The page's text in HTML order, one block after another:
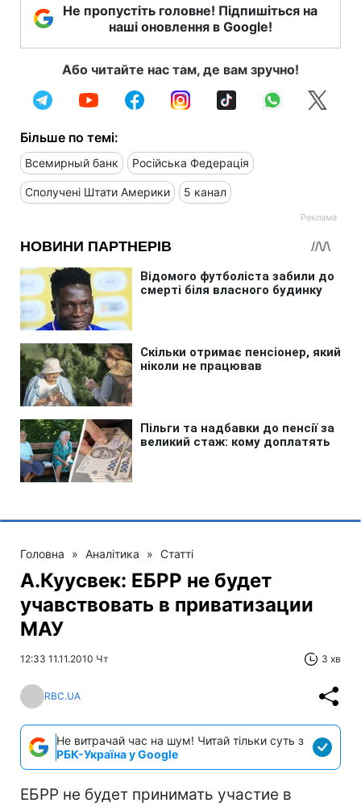
Не пропустіть головне! Підпишіться на
наші оновлення в Google!
Або читайте нас там, де вам зручно!
Більше по темі:
Всемирный банк Російська Федерація
Сполучені Штати Америки 5 канал
Головна » Аналітика » Статті
А.Куусвек: ЕБРР не будет
учавствовать в приватизации
МАУ
12:33 11.11.2010 Чт 3 хв
RBC.UA
Не витрачай час на шум! Читай тільки суть з
РБК-Україна у Google
ЕБРР не будет принимать участие в